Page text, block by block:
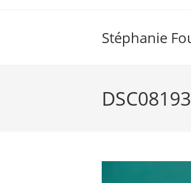
Stéphanie
DSC08193